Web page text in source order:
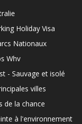
Holiday Visa
Nationaux
Whv
- Sauvage et isolé
villes
de la chance
à l'environnement